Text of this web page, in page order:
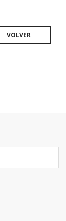
VOLVER